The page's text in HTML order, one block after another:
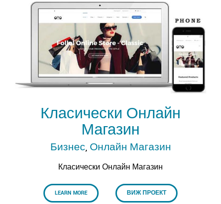
Класически Онлайн
Магазин
Бизнес, Онлайн Магазин
Класически Онлайн Магазин
LEARN MORE ВИЖ ПРОЕКТ